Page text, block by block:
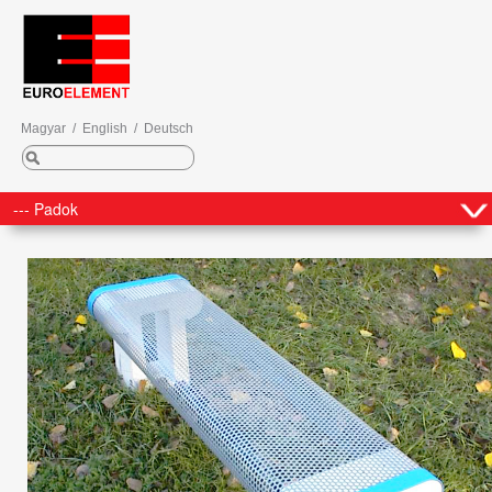
Magyar / English / Deutsch